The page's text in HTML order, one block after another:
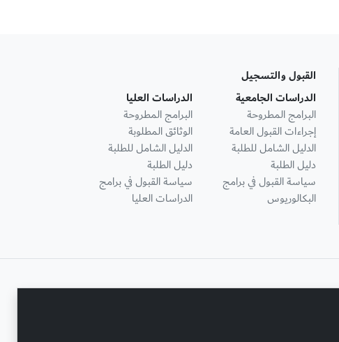
القبول والتسجيل
الدراسات الجامعية
البرامج المطروحة
إجراءات القبول العامة
الدليل الشامل للطلبة
دليل الطلبة
سياسة القبول في برامج
البكالوريوس
الدراسات العليا
البرامج المطروحة
الوثائق المطلوبة
الدليل الشامل للطلبة
دليل الطلبة
سياسة القبول في برامج
الدراسات العليا